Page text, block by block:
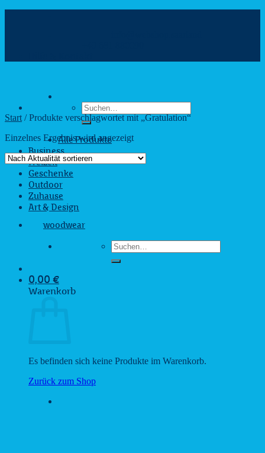
Suchen
nach:
Alle Produkte
Business
Freizeit
Geschenke
Outdoor
Zuhause
Art & Design
woodwear
Suchen
nach:
0,00 €
Warenkorb
Es befinden sich keine Produkte im Warenkorb.
Zurück zum Shop
Start /Produkte verschlagwortet mit „Gratulation“
Einzelnes Ergebnis wird angezeigt